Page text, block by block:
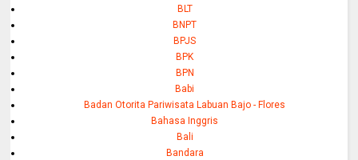
BLT
BNPT
BPJS
BPK
BPN
Babi
Badan Otorita Pariwisata Labuan Bajo - Flores
Bahasa Inggris
Bali
Bandara